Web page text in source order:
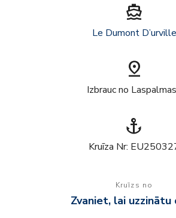
directions_boat
Le Dumont D’urville
pin_drop
Izbrauc no
anchor
Kruīza Nr:
Kruīzs no
Zvaniet, lai uzzinātu